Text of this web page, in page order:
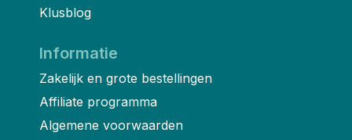
Klusblog
Informatie
Zakelijk en grote bestellingen
Affiliate programma
Algemene voorwaarden